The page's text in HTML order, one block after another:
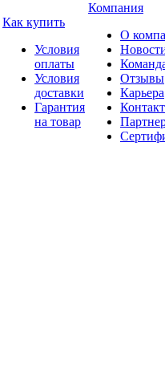
Как купить
Условия
оплаты
Условия
доставки
Гарантия
на товар
Компания
О
Отзывы
Карьера